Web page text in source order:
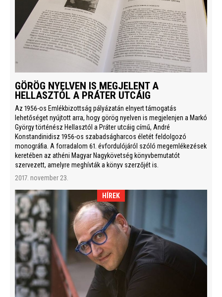
GÖRÖG NYELVEN IS MEGJELENT A
HELLASZTÓL A PRÁTER UTCÁIG
Az 1956-os Emlékbizottság pályázatán elnyert támogatás
lehetőséget nyújtott arra, hogy görög nyelven is megjelenjen a Markó
György történész Hellasztól a Práter utcáig című, André
Konstandinidisz 1956-os szabadságharcos életét feldolgozó
monográfia. A forradalom 61. évfordulójáról szóló megemlékezések
keretében az athéni Magyar Nagykövetség könyvbemutatót
szervezett, amelyre meghívták a könyv szerzőjét is.
2017. november 23.
HÍREK